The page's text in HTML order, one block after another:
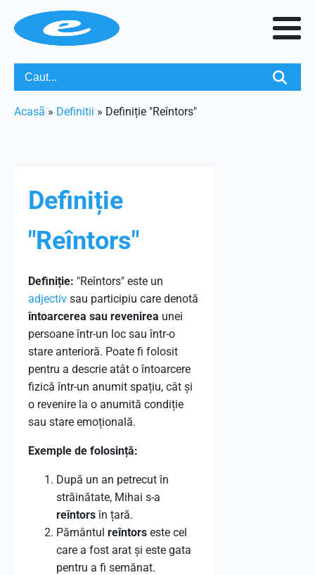
Acasã » Definitii » Definiție "Reîntors"
Definiție
"Reîntors"
Definiție: "Reîntors" este un
adjectiv sau participiu care denotă
întoarcerea sau revenirea unei
persoane într-un loc sau într-o
stare anterioră. Poate fi folosit
pentru a descrie atât o întoarcere
fizică într-un anumit spațiu, cât și
o revenire la o anumită condiție
sau stare emoțională.
Exemple de folosință:
După un an petrecut în
străinătate, Mihai s-a
reîntorsîn țară.
Pământul reîntors este cel
care a fost arat și este gata
pentru a fi semănat.